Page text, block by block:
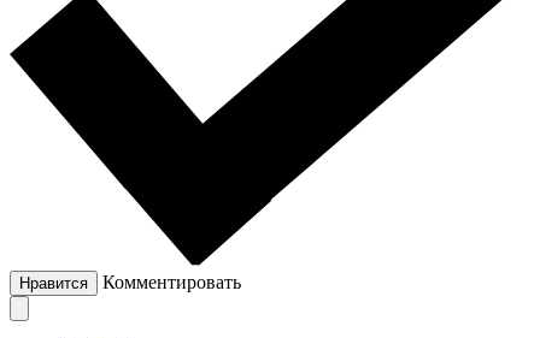
Нравится Комментировать